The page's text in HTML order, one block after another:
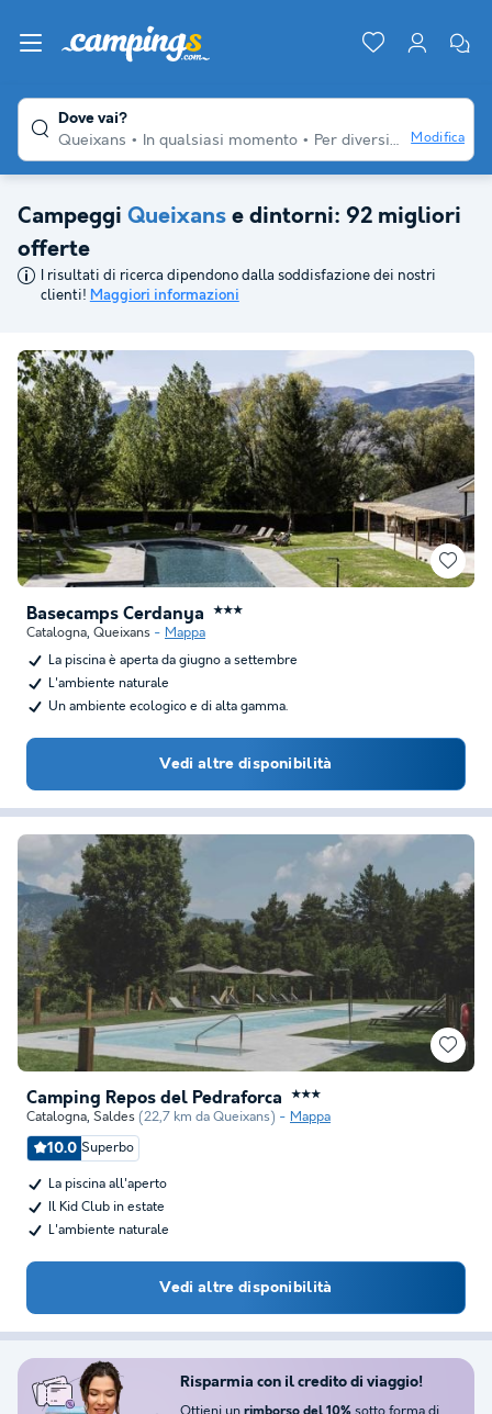
Dove vai?
Queixans
In qualsiasi momento Per diversi viaggiatori Modifica
Campeggi Queixans e dintorni: 92 migliori
offerte
I risultati di ricerca dipendono dalla soddisfazione dei nostri
clienti! Maggiori informazioni
Basecamps Cerdanya ★★★
Catalogna, Queixans
Mappa
La piscina è aperta da giugno a settembre
L'ambiente naturale
Un ambiente ecologico e di alta gamma.
Vedi altre disponibilità
Camping Repos del Pedraforca ★★★
Catalogna, Saldes (22,7 km da Queixans) Mappa
10.0 Superbo
La piscina all'aperto
Il Kid Club in estate
L'ambiente naturale
Vedi altre disponibilità
Risparmia con il credito di viaggio!